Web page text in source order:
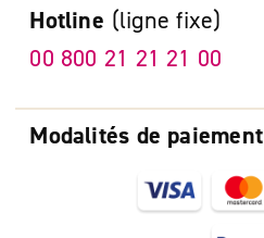
Modalités de paiement
Hotline (ligne fixe)
00 800 21 21 21 00